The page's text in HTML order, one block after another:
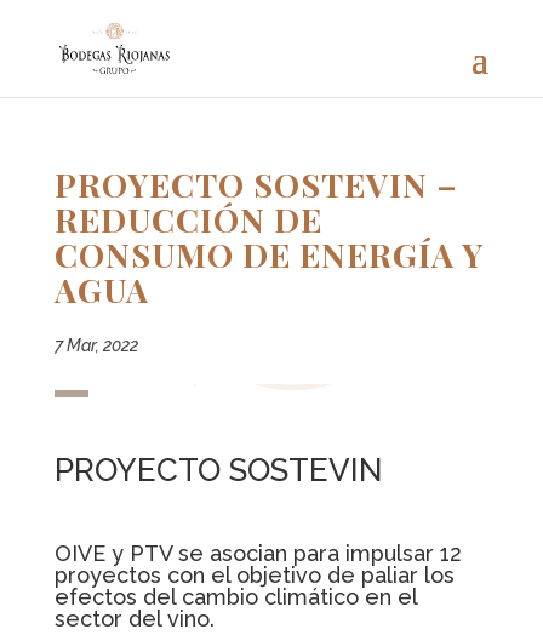
PROYECTO SOSTEVIN –
REDUCCIÓN DE
CONSUMO DE ENERGÍA Y
AGUA
7 Mar, 2022
PROYECTO SOSTEVIN
OIVE y PTV se asocian para impulsar 12
proyectos con el objetivo de paliar los
efectos del cambio climático en el
sector del vino.